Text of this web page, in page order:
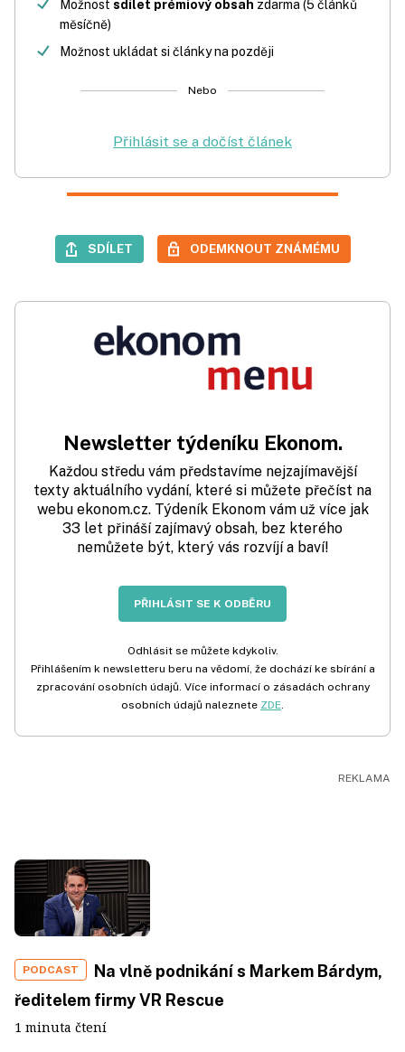
Možnost sdílet prémiový obsah zdarma (5 článků
měsíčně)
Možnost ukládat si články na později
Nebo
Přihlásit se a dočíst článek
SDÍLET ODEMKNOUT ZNÁMÉMU
Newsletter týdeníku Ekonom.
Každou středu vám představíme nejzajímavější
texty aktuálního vydání, které si můžete přečíst na
webu ekonom.cz. Týdeník Ekonom vám už více jak
33 let přináší zajímavý obsah, bez kterého
nemůžete být, který vás rozvíjí a baví!
PŘIHLÁSIT SE K ODBĚRU
Odhlásit se můžete kdykoliv.
Přihlášením k newsletteru beru na vědomí, že dochází ke sbírání a
zpracování osobních údajů. Více informací o zásadách ochrany
osobních údajů naleznete ZDE.
PODCAST
Na vlně podnikání s Markem Bárdym,
ředitelem firmy VR Rescue
1 minuta čtení